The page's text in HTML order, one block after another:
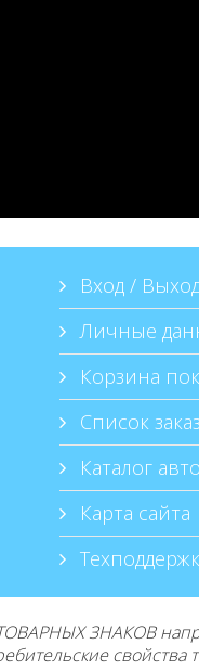
Вход /
Личные
Корзина
Список
Каталог
Карта сайта
ЗНАКОВ